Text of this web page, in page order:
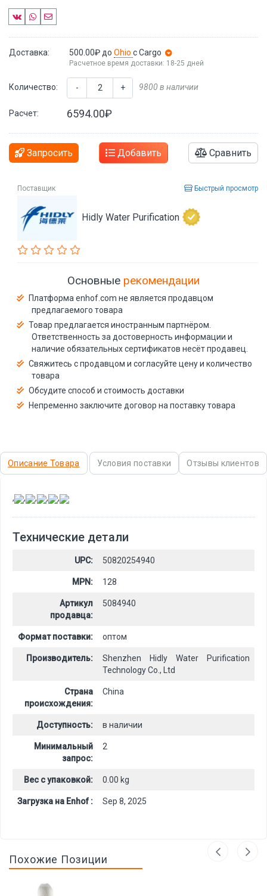
Доставка: 500.00₽ до Ohio с Cargo
Расчетное время доставки: 18-25 дней
Количество: - + 9800 в наличии
Расчет: 6594.00₽
Запросить Добавить Сравнить
Поставщик Быстрый просмотр
Hidly Water Purification
Основные рекомендации
Платформа enhof.com не является продавцом
предлагаемого товара
Товар предлагается иностранным партнёром.
Ответственность за достоверность информации и
наличие обязательных сертификатов несёт продавец.
Свяжитесь с продавцом и согласуйте цену и количество
товара
Обсудите способ и стоимость доставки
Непременно заключите договор на поставку товара
Описание Товара Условия поставки Отзывы клиентов
, , , , ,
Технические детали
UPC: 50820254940
MPN: 128
Артикул
продавца:
5084940
Формат поставки: оптом
Производитель:
Shenzhen Hidly Water Purification
Technology Co., Ltd
Страна
происхождения:
China
Доступность: в наличии
Минимальный
запрос:
2
Вес с упаковкой: 0.00 kg
Загрузка на Enhof : Sep 8, 2025
Похожие Позиции